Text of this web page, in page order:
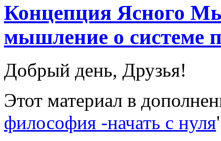
Концепция Ясного
мышление о системе
Добрый день, Друзья!
Этот материал в
философия -начать с нуля